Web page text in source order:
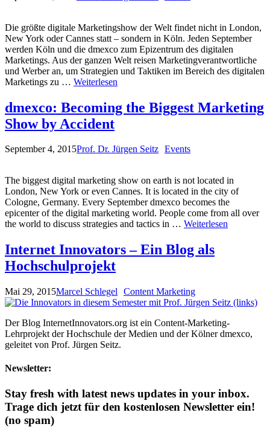
Die größte digitale Marketingshow der Welt findet nicht in London,
New York oder Cannes statt – sondern in Köln. Jeden September
werden Köln und die dmexco zum Epizentrum des digitalen
Marketings. Aus der ganzen Welt reisen Marketingverantwortliche
und Werber an, um Strategien und Taktiken im Bereich des digitalen
Marketings zu … Weiterlesen
dmexco: Becoming the Biggest Marketing
Show by Accident
September 4, 2015Prof. Dr. Jürgen Seitz Events
The biggest digital marketing show on earth is not located in
London, New York or even Cannes. It is located in the city of
Cologne, Germany. Every September dmexco becomes the
epicenter of the digital marketing world. People come from all over
the world to discuss strategies and tactics in … Weiterlesen
Internet Innovators – Ein Blog als
Hochschulprojekt
Mai 29, 2015Marcel Schlegel Content Marketing
Der Blog InternetInnovators.org ist ein Content-Marketing-
Lehrprojekt der Hochschule der Medien und der Kölner dmexco,
geleitet von Prof. Jürgen Seitz.
Newsletter:
Stay fresh with latest news updates in your inbox.
Trage dich jetzt für den kostenlosen Newsletter ein!
(no spam)